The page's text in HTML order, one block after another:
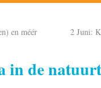
en méér
2 Juni:
in de